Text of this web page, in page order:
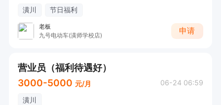
潢川 节日福利
老板
九号电动车(潢师学校店)
申请
营业员（福利待遇好）
3000-5000 元/月 06-24 06:59
潢川